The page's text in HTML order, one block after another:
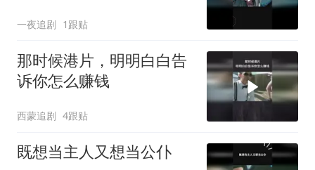
一夜追剧 1跟贴
那时候港片，明明白白告
诉你怎么赚钱
西蒙追剧 4跟贴
既想当主人又想当公仆